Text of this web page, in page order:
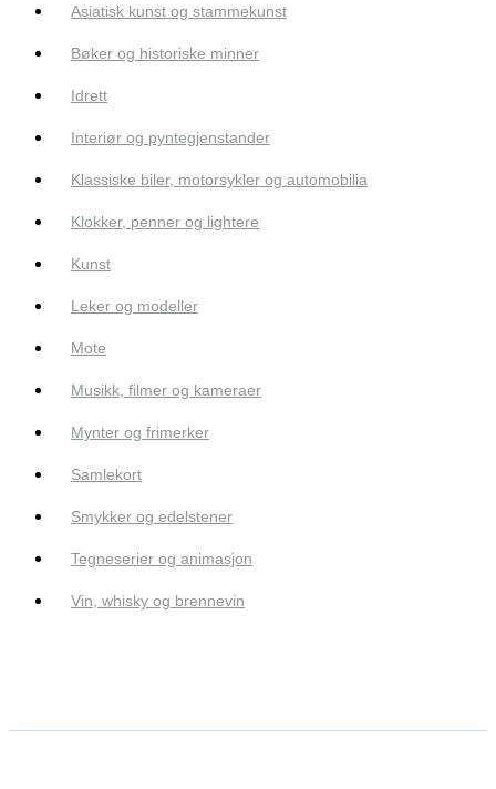
Asiatisk kunst og stammekunst
Bøker og historiske minner
Idrett
Interiør og pyntegjenstander
Klassiske biler, motorsykler og automobilia
Klokker, penner og lightere
Kunst
Leker og modeller
Mote
Musikk, filmer og kameraer
Mynter og frimerker
Samlekort
Smykker og edelstener
Tegneserier og animasjon
Vin, whisky og brennevin